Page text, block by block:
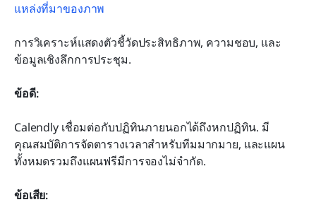
แหล่งที่มาของภาพ
การวิเคราะห์แสดงตัวชี้วัดประสิทธิภาพ, ความชอบ, และ
ข้อมูลเชิงลึกการประชุม.
ข้อดี:
Calendly เชื่อมต่อกับปฏิทินภายนอกได้ถึงหกปฏิทิน. มี
คุณสมบัติการจัดตารางเวลาสำหรับทีมมากมาย, และแผน
ทั้งหมดรวมถึงแผนฟรีมีการจองไม่จำกัด.
ข้อเสีย: